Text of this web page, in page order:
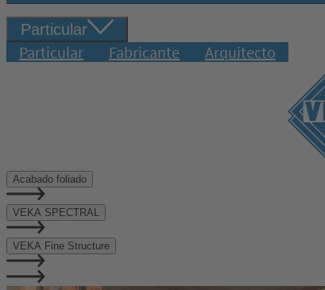
Particular
Particular Fabricante Arquitecto
Acabado foliado
VEKA SPECTRAL
VEKA Fine Structure